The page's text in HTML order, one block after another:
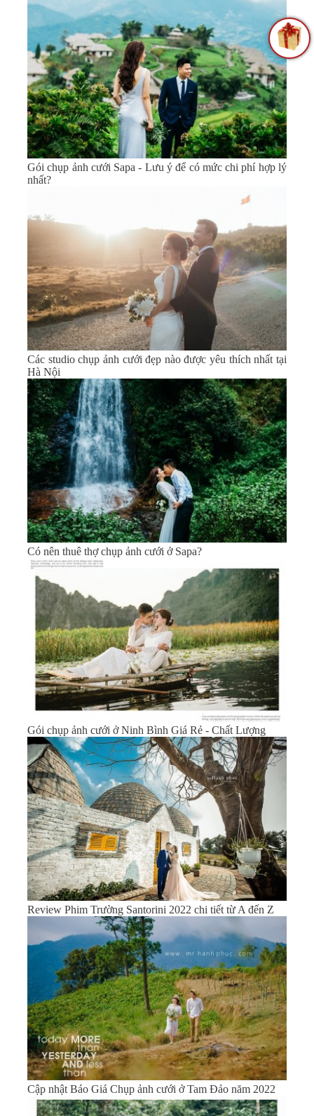
Gói chụp ảnh cưới Sapa - Lưu ý để có mức chi phí hợp lý
nhất?
Các studio chụp ảnh cưới đẹp nào được yêu thích nhất tại
Hà Nội
Có nên thuê thợ chụp ảnh cưới ở Sapa?
Gói chụp ảnh cưới ở Ninh Bình Giá Rẻ - Chất Lượng
Review Phim Trường Santorini 2022 chi tiết từ A đến Z
Cập nhật Báo Giá Chụp ảnh cưới ở Tam Đảo năm 2022